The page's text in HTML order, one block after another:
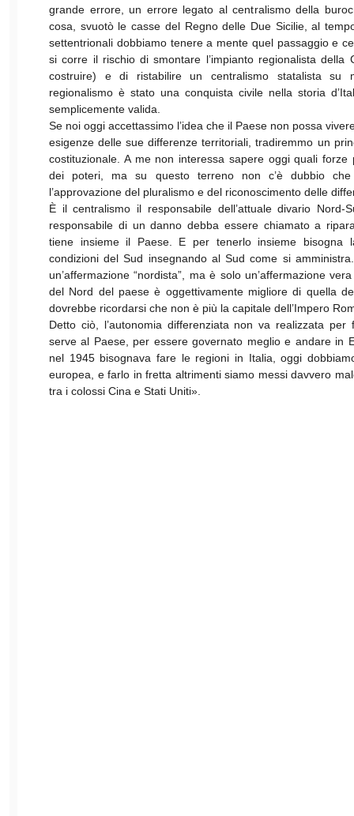
grande errore, un errore legato al centralismo della
cosa, svuotò le casse del Regno delle Due Sicilie, al
settentrionali dobbiamo tenere a mente quel passaggio e
si corre il rischio di smontare l’impianto regionalista della
costruire) e di ristabilire un centralismo statalista su
regionalismo è stato una conquista civile nella storia
semplicemente valida.
Se noi oggi accettassimo l’idea che il Paese non possa
esigenze delle sue differenze territoriali, tradiremmo un
costituzionale. A me non interessa sapere oggi quali forze
dei poteri, ma su questo terreno non c’è dubbio
l’approvazione del pluralismo e del riconoscimento delle
È il centralismo il responsabile dell’attuale divario
responsabile di un danno debba essere chiamato a
tiene insieme il Paese. E per tenerlo insieme bisogna
condizioni del Sud insegnando al Sud come si
un’affermazione “nordista”, ma è solo un’affermazione
del Nord del paese è oggettivamente migliore di quella
dovrebbe ricordarsi che non è più la capitale dell’Impero
Detto ciò, l’autonomia differenziata non va realizzata
serve al Paese, per essere governato meglio e andare in
nel 1945 bisognava fare le regioni in Italia, oggi
europea, e farlo in fretta altrimenti siamo messi davvero
tra i colossi Cina e Stati Uniti».